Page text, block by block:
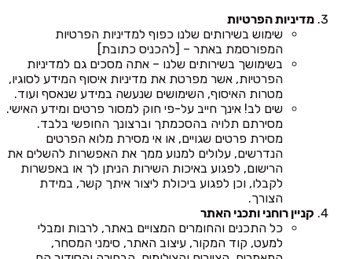
מדיניות הפרטיות
שימוש בשירותים שלנו כפוף למדיניות הפרטיות
המפורסמת באתר – [להכניס כתובת]
בשימושך בשירותים שלנו – אתה מסכים גם למדיניות
הפרטיות, אשר מפרטת את מדיניות איסוף המידע לסוגיו,
מטרות האיסוף, השימושים שנעשה במידע שנאסף ועוד.
שים לב! אינך חייב על-פי חוק למסור פרטים ומידע האישי.
מסירתם תלויה בהסכמתך וברצונך החופשי בלבד.
מסירת פרטים שגויים, או אי מסירת מלוא הפרטים
הנדרשים, עלולים למנוע ממך את האפשרות להשלים את
הרישום, לפגוע באיכות השירות הניתן לך או באפשרות
לקבלו, וכן לפגוע ביכולת ליצור איתך קשר, במידת
הצורך.
קניין רוחני ותכני האתר
כל התכנים והחומרים המצויים באתר, לרבות ומבלי
למעט, קוד המקור, עיצוב האתר, סימני המסחר,